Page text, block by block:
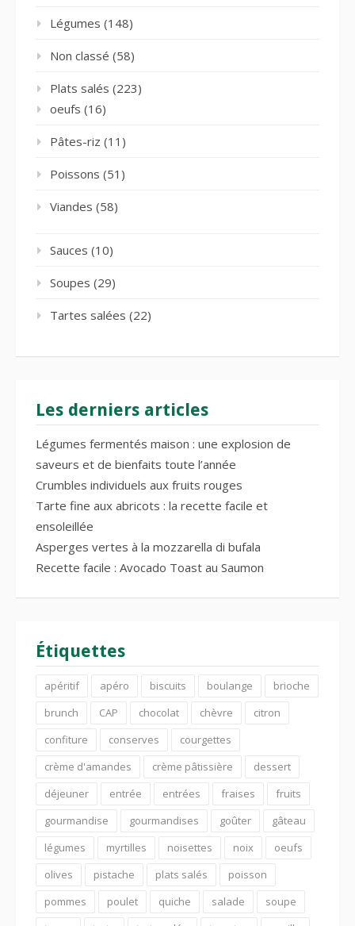
Légumes (148)
Non classé (58)
Plats salés (223)
oeufs (16)
Pâtes-riz (11)
Poissons (51)
Viandes (58)
Sauces (10)
Soupes (29)
Tartes salées (22)
Les derniers articles
Légumes fermentés maison : une explosion de
saveurs et de bienfaits toute l’année
Crumbles individuels aux fruits rouges
Tarte fine aux abricots : la recette facile et
ensoleillée
Asperges vertes à la mozzarella di bufala
Recette facile : Avocado Toast au Saumon
Étiquettes
apéritif apéro biscuits boulange
brioche
brunch
CAP chocolat chèvre
citron
confiture
conserves
courgettes
crème d'amandes
crème pâtissière
dessert
déjeuner
entrée entrées fraises
fruits
gourmandise
gourmandises goûter
gâteau
légumes
myrtilles noisettes noix
oeufs
olives
pistache plats salés
poisson
pommes
poulet quiche salade
soupe